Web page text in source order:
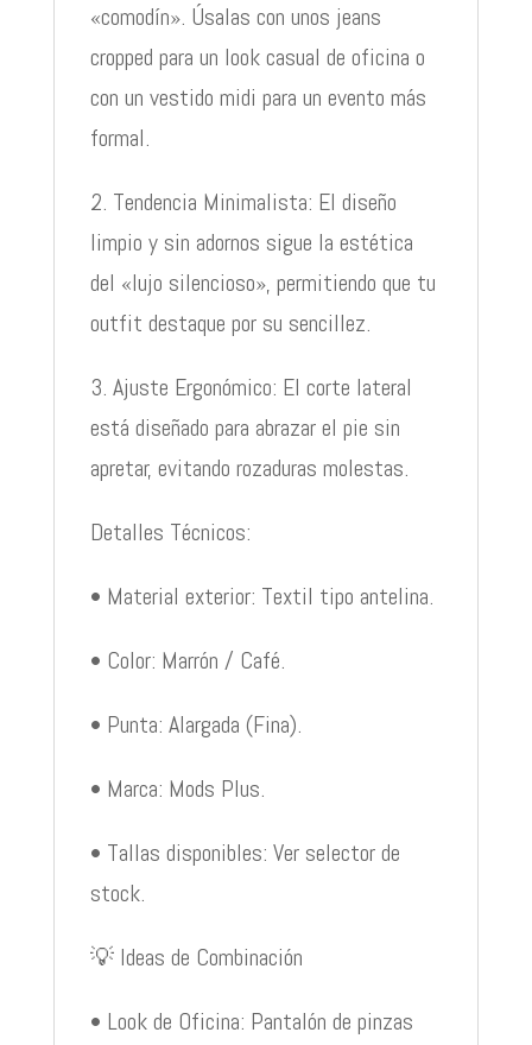
«comodín». Úsalas con unos jeans
cropped para un look casual de oficina o
con un vestido midi para un evento más
formal.
2. Tendencia Minimalista: El diseño
limpio y sin adornos sigue la estética
del «lujo silencioso», permitiendo que tu
outfit destaque por su sencillez.
3. Ajuste Ergonómico: El corte lateral
está diseñado para abrazar el pie sin
apretar, evitando rozaduras molestas.
Detalles Técnicos:
• Material exterior: Textil tipo antelina.
• Color: Marrón / Café.
• Punta: Alargada (Fina).
• Marca: Mods Plus.
• Tallas disponibles: Ver selector de
stock.
💡 Ideas de Combinación
• Look de Oficina: Pantalón de pinzas